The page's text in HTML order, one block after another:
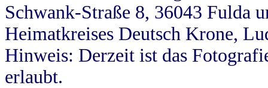
Schwank-Straße 8, 36043 Fulda
Heimatkreises Deutsch Krone,
Hinweis: Derzeit ist das
erlaubt.